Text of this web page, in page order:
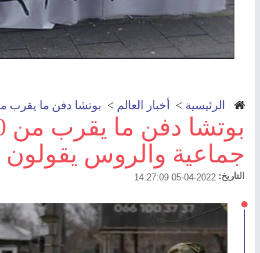
الرئيسية > أخبار العالم > بوتشا دفن ما يقرب
جماعية والروس
التاريخ: